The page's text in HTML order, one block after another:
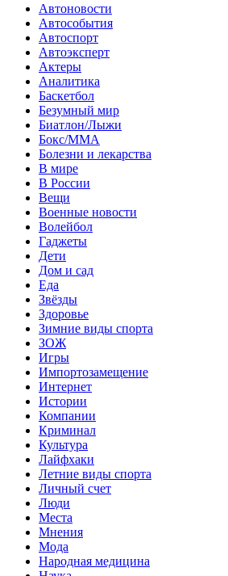
Автоновости
Автособытия
Автоспорт
Автоэксперт
Актеры
Аналитика
Баскетбол
Безумный мир
Биатлон/Лыжи
Бокс/MMA
Болезни и лекарства
В мире
В России
Вещи
Военные новости
Волейбол
Гаджеты
Дети
Дом и сад
Еда
Звёзды
Здоровье
Зимние виды спорта
ЗОЖ
Игры
Импортозамещение
Интернет
Истории
Компании
Криминал
Культура
Лайфхаки
Летние виды спорта
Личный счет
Люди
Места
Мнения
Мода
Народная медицина